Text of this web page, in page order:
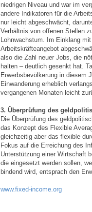
niedrigen Niveau und war im
andere Indikatoren für die
nur leicht abgeschwächt,
Verhältnis von offenen Stellen
Lohnwachstum. Im Einklang
Arbeitskräfteangebot
also die Zahl neuer Jobs, die
halten – deutlich gesenkt hat.
Erwerbsbevölkerung in diesem
Einwanderung erheblich
vergangenen Monaten leicht
3. Überprüfung des
Die Überprüfung des
das Konzept des Flexible
gleichzeitig aber das flexible
Fokus auf die Erreichung des
Unterstützung einer Wirtschaft
die eingesetzt werden sollen,
bindend wird, entsprach den
www.fixed-income.org